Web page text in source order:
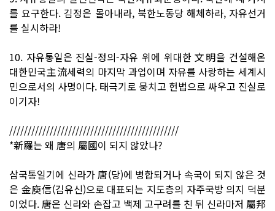
를 요구한다. 김정은 몰아내라, 북한노동당 해체하라, 자유선거
를 실시하라!
10. 자유통일은 진실-정의-자유 위에 위대한 文明을 건설해온
대한민국主流세력의 마지막 과업이며 자유를 사랑하는 세계시
민으로서의 사명이다. 태극기로 뭉치고 헌법으로 싸우고 진실로
이기자!
//////////////////////////////////////////////
*新羅는 왜 唐의 屬國이 되지 않았나?
삼국통일기에 신라가 唐(당)에 병합되거나 속국이 되지 않은 것
은 金庾信(김유신)으로 대표되는 지도층의 자주국방 의지 덕분
이었다. 唐은 신라와 손잡고 백제 고구려를 친 뒤 신라마저 屬邦